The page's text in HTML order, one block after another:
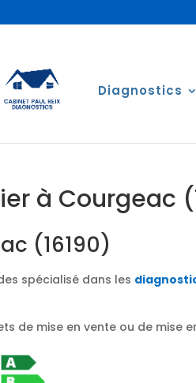
Diagnostics
à Courgeac
(16190)
spécialisé dans les
de mise en vente ou de mise